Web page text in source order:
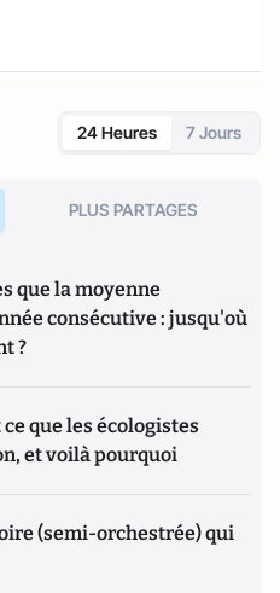
24 Heures 7 Jours
PLUS PARTAGES
que la moyenne
consécutive : jusqu'où
?
que les écologistes
et voilà pourquoi
(semi-orchestrée) qui